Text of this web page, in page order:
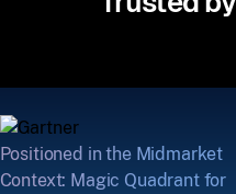
Positioned in the Midmarket
Context: Magic Quadrant for